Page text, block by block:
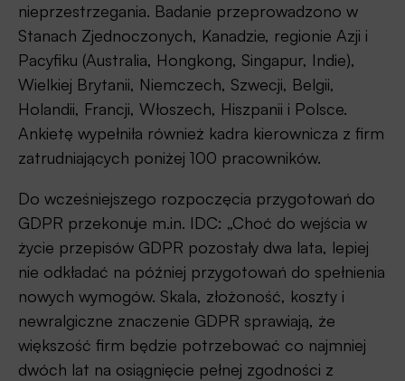
nieprzestrzegania. Badanie przeprowadzono w
Stanach Zjednoczonych, Kanadzie, regionie Azji i
Pacyfiku (Australia, Hongkong, Singapur, Indie),
Wielkiej Brytanii, Niemczech, Szwecji, Belgii,
Holandii, Francji, Włoszech, Hiszpanii i Polsce.
Ankietę wypełniła również kadra kierownicza z firm
zatrudniających poniżej 100 pracowników.
Do wcześniejszego rozpoczęcia przygotowań do
GDPR przekonuje m.in. IDC: „Choć do wejścia w
życie przepisów GDPR pozostały dwa lata, lepiej
nie odkładać na później przygotowań do spełnienia
nowych wymogów. Skala, złożoność, koszty i
newralgiczne znaczenie GDPR sprawiają, że
większość firm będzie potrzebować co najmniej
dwóch lat na osiągnięcie pełnej zgodności z